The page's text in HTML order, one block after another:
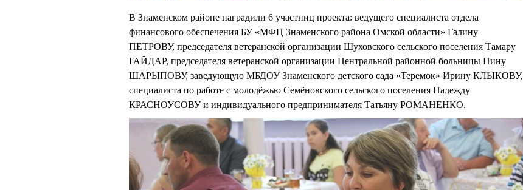
В Знаменском районе наградили 6 участниц проекта: ведущего специалиста отдела
финансового обеспечения БУ «МФЦ Знаменского района Омской области» Галину
ПЕТРОВУ, председателя ветеранской организации Шуховского сельского поселения Тамару
ГАЙДАР, председателя ветеранской организации Центральной районной больницы Нину
ШАРЫПОВУ, заведующую МБДОУ Знаменского детского сада «Теремок» Ирину КЛЫКОВУ,
специалиста по работе с молодёжью Семёновского сельского поселения Надежду
КРАСНОУСОВУ и индивидуального предпринимателя Татьяну РОМАНЕНКО.